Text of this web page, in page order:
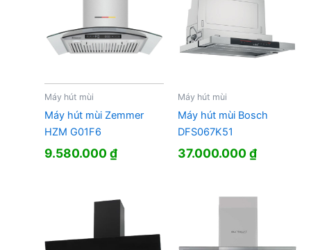
Máy hút mùi
Máy hút mùi Zemmer
HZM G01F6
9.580.000₫
Máy hút mùi
Máy hút mùi Bosch
DFS067K51
37.000.000₫